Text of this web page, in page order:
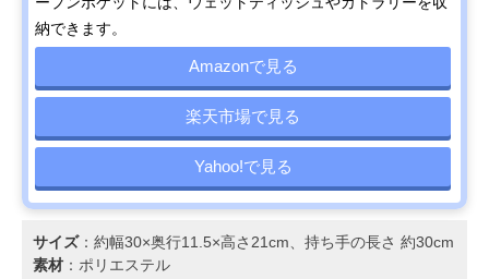
納できます。
Amazonで見る
楽天市場で見る
Yahoo!で見る
サイズ：約幅30×奥行11.5×高さ21cm、持ち手の長さ 約30cm
素材 ：ポリエステル